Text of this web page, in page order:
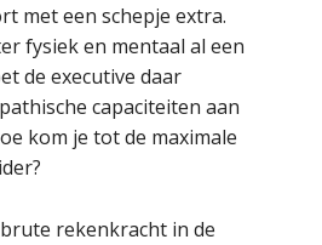
met een schepje extra.
fysiek en mentaal al een
de executive daar
capaciteiten aan
kom je tot de maximale
rekenkracht in de